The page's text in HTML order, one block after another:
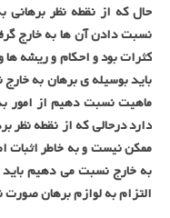
حال که از نقطه نظر
نسبت دادن آن ها به خارج
کثرات بود و احکام و ریشه
باید بوسیله ی برهان به
ماهیت نسبت دهیم از امور
دارد درحالی که از نقطه نظر
ممکن نیست و به خاطر اثبات
به خارج نسبت می دهیم
التزام به لوازم برهان